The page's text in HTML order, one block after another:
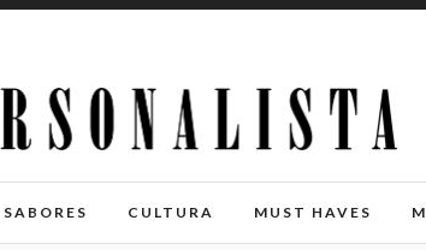
SABORES CULTURA MUST HAVES